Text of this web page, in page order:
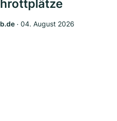
‧ 04. August 2026